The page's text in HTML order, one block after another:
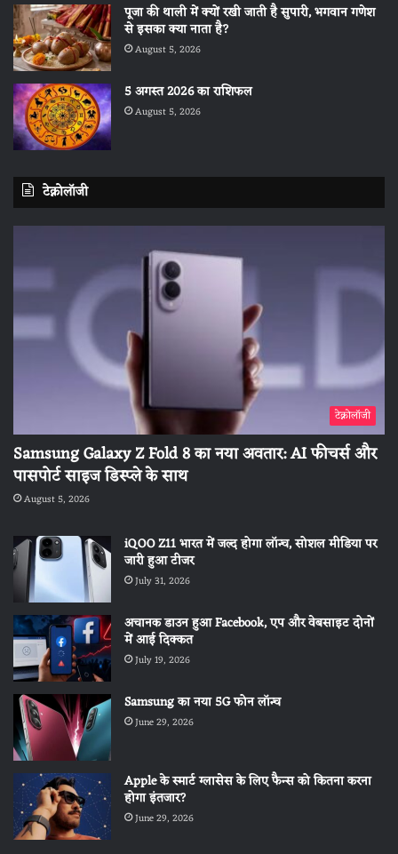
पूजा की थाली में क्यों रखी जाती है सुपारी, भगवान गणेश
से इसका क्या नाता है?
August 5, 2026
5 अगस्त 2026 का राशिफल
August 5, 2026
टेक्नोलॉजी
टेक्नोलॉजी
Samsung Galaxy Z Fold 8 का नया अवतार: AI फीचर्स और
पासपोर्ट साइज डिस्प्ले के साथ
August 5, 2026
iQOO Z11 भारत में जल्द होगा लॉन्च, सोशल मीडिया पर
जारी हुआ टीजर
July 31, 2026
अचानक डाउन हुआ Facebook, एप और वेबसाइट दोनों
में आई दिक्कत
July 19, 2026
Samsung का नया 5G फोन लॉन्च
June 29, 2026
Apple के स्मार्ट ग्लासेस के लिए फैन्स को कितना करना
होगा इंतजार?
June 29, 2026